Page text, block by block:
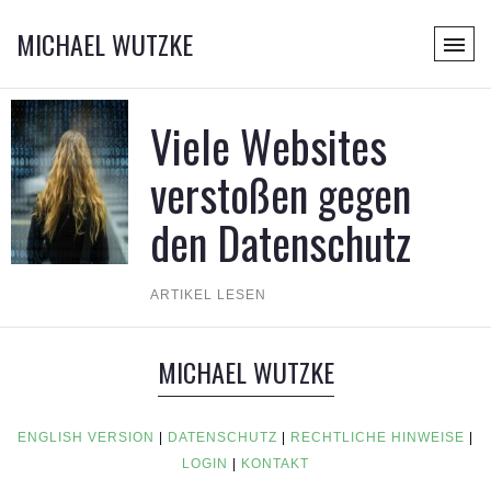
MICHAEL WUTZKE
Viele Websites
verstoßen gegen
den Datenschutz
ARTIKEL LESEN
MICHAEL WUTZKE
ENGLISH VERSION DATENSCHUTZ RECHTLICHE HINWEISE
LOGIN
KONTAKT